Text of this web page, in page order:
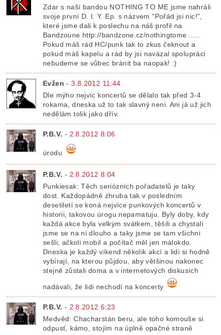
Zdar s naší bandou NOTHING TO ME jsme nahráli
svoje první D. I. Y. Ep. s názvem "Pořád jsi nic!",
které jsme dali k poslechu na náš profil na
Bandzoune http://bandzone.cz/nothingtome .....
Pokud máš rád HC/punk tak to zkus čeknout a
pokud máš kapelu a rád by jsi navázal spolupráci
nebudeme se vůbec bránit ba naopak! :)
Evžen -3.8.2012 11:44
Dle mýho nejvíc koncertů se dělalo tak před 3-4
rokama, dneska už to tak slavný neni. Ani já už jich
nedělám tolik jako dřív.
P.B.V. - 2.8.2012 8:06
úrodu
P.B.V. - 2.8.2012 8:04
Punkiesak: Těch seriózních pořadatelů je taky
dost. Každopádně zhruba tak v posledním
desetiletí se koná nejvíce punkových koncertů v
historii, takovou úrogu nepamatuju. Byly doby, kdy
každá akce byla velkým svátkem, těšili a chystali
jsme se na ni dlouho a taky jsme se tam všichni
sešli, ačkoli mobil a počítač měl jen málokdo.
Dneska je každý víkend několik akcí a lidi si hodně
vybírají, na kterou půjdou, aby většinou nakonec
stejně zůstali doma a v internetových diskusích
nadávali, že lidi nechodí na koncerty
P.B.V. - 2.8.2012 6:23
Medvěd: Chacharstán beru, ale toho komouše si
odpusť, kámo, stojím na úplně opačné straně